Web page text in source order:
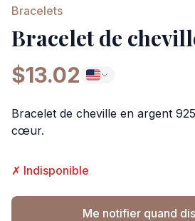
Bracelets
Bracelet de
$13.02
Bracelet de cheville en argent
cœur.
✗ Indisponible
Me notifier quand